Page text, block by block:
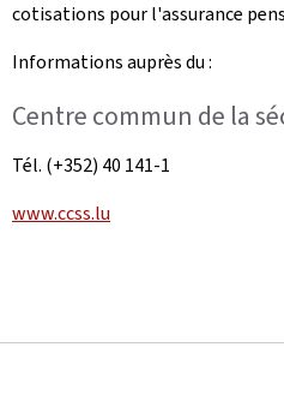
cotisations pour l'assurance
Informations auprès du :
Centre commun de la
Tél. (+352) 40 141-1
www.ccss.lu